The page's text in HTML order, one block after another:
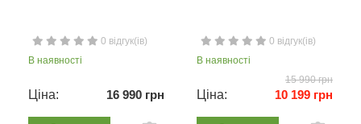
0 відгук(ів)
В наявності
Ціна: 16 990 грн
0 відгук(ів)
В наявності
15 990 грн
Ціна: 10 199 грн